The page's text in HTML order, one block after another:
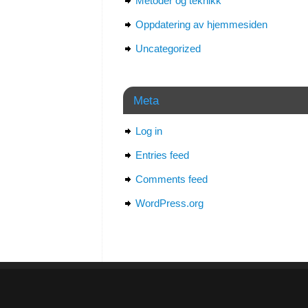
Oppdatering av hjemmesiden
Uncategorized
Meta
Log in
Entries feed
Comments feed
WordPress.org